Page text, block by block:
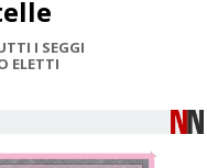
I SEGGI
ELETTI